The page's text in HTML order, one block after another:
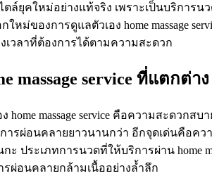
ล์ยุคใหม่อย่างแท้จริง เพราะเป็นบริการ
ลือกใหม่ของการดูแลตัวเอง home
เวลาที่ต้องการได้ตามความสะดวก
massage service ที่แตกต่าง
home massage service คือความสะดวก
รผ่อนคลายยาวนานกว่า อีกจุดเด่นคือคว
ประเภทการนวดที่ให้บริการผ่าน home
ผ่อนคลายกล้ามเนื้ออย่างล้ำลึก